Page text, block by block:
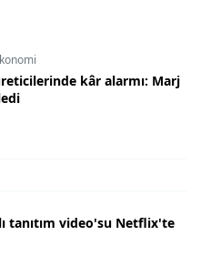
kâr alarmı: Marj
tanıtım video'su Netflix'te